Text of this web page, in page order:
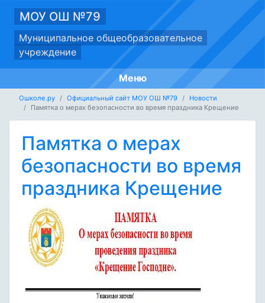
МОУ ОШ №79
Муниципальное общеобразовательное
учреждение
Меню
Ошколе.ру Официальный сайт МОУ ОШ №79
Новости
Памятка о мерах безопасности во время праздника Крещение
Памятка о мерах
безопасности во время
праздника Крещение